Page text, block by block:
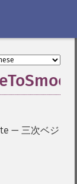
— 三次ベジ